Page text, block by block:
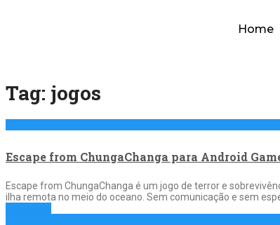
Home
Tag: jogos
Escape from ChungaChanga para Android
Escape from ChungaChanga é um jogo de terror e
ilha remota no meio do oceano. Sem comunicação e sem